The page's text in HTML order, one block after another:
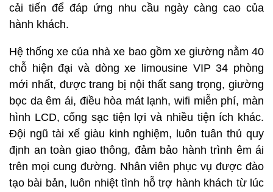
cải tiến để đáp ứng nhu cầu ngày càng cao của
hành khách.
Hệ thống xe của nhà xe bao gồm xe giường nằm 40
chỗ hiện đại và dòng xe limousine VIP 34 phòng
mới nhất, được trang bị nội thất sang trọng, giường
bọc da êm ái, điều hòa mát lạnh, wifi miễn phí, màn
hình LCD, cổng sạc tiện lợi và nhiều tiện ích khác.
Đội ngũ tài xế giàu kinh nghiệm, luôn tuân thủ quy
định an toàn giao thông, đảm bảo hành trình êm ái
trên mọi cung đường. Nhân viên phục vụ được đào
tạo bài bản, luôn nhiệt tình hỗ trợ hành khách từ lúc